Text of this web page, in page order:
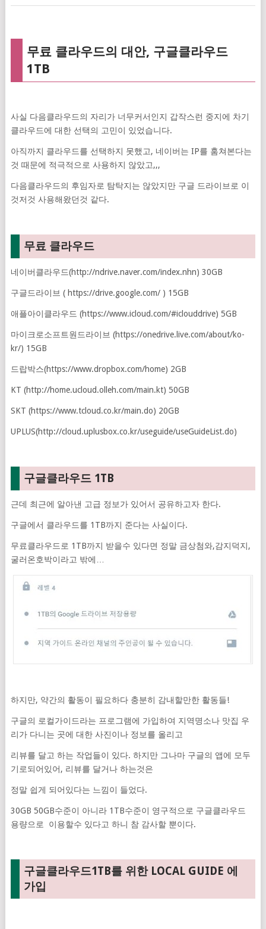
무료 클라우드의 대안, 구글클라우드
1TB
사실 다음클라우드의 자리가 너무커서인지 갑작스런 중지에 차기
클라우드에 대한 선택의 고민이 있었습니다.
아직까지 클라우드를 선택하지 못했고, 네이버는 IP를 훔쳐본다는
것 때문에 적극적으로 사용하지 않았고,,,
다음클라우드의 후임자로 탐탁지는 않았지만 구글 드라이브로 이
것저것 사용해왔던것 같다.
무료 클라우드
네이버클라우드(http://ndrive.naver.com/index.nhn) 30GB
구글드라이브 ( https://drive.google.com/ ) 15GB
애플아이클라우드 (https://www.icloud.com/#iclouddrive) 5GB
마이크로소프트원드라이브 (https://onedrive.live.com/about/ko-
kr/) 15GB
드랍박스(https://www.dropbox.com/home) 2GB
KT (http://home.ucloud.olleh.com/main.kt) 50GB
SKT (https://www.tcloud.co.kr/main.do) 20GB
UPLUS(http://cloud.uplusbox.co.kr/useguide/useGuideList.do)
구글클라우드 1TB
근데 최근에 알아낸 고급 정보가 있어서 공유하고자 한다.
구글에서 클라우드를 1TB까지 준다는 사실이다.
무료클라우드로 1TB까지 받을수 있다면 정말 금상첨와,감지덕지,
굴러온호박이라고 밖에…
하지만, 약간의 활동이 필요하다 충분히 감내할만한 활동들!
구글의 로컬가이드라는 프로그램에 가입하여 지역명소나 맛집 우
리가 다니는 곳에 대한 사진이나 정보를 올리고
리뷰를 달고 하는 작업들이 있다. 하지만 그나마 구글의 앱에 모두
기로되어있어, 리뷰를 달거나 하는것은
정말 쉽게 되어있다는 느낌이 들었다.
30GB 50GB수준이 아니라 1TB수준이 영구적으로 구글클라우드
용량으로 이용할수 있다고 하니 참 감사할 뿐이다.
구글클라우드1TB를 위한 LOCAL GUIDE 에
가입